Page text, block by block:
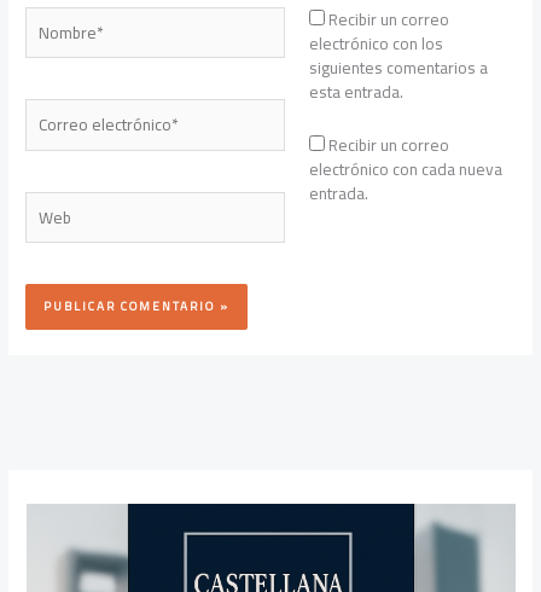
Nombre*
Correo
electrónico*
Web
Recibir un correo
electrónico con los
siguientes comentarios a
esta entrada.
Recibir un correo
electrónico con cada nueva
entrada.